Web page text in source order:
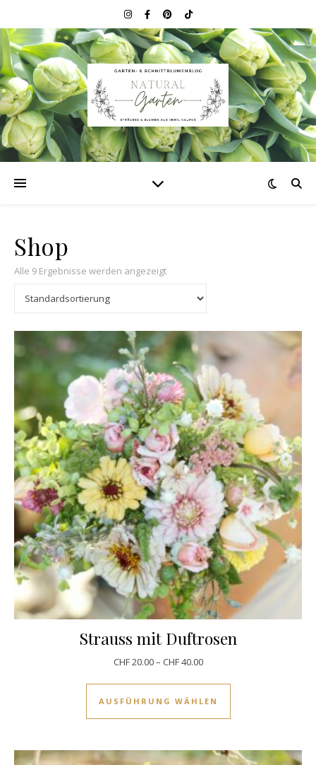
Shop
Alle 9 Ergebnisse werden angezeigt
Strauss mit Duftrosen
CHF20.00– CHF40.00
AUSFÜHRUNG WÄHLEN
Dieses Produkt